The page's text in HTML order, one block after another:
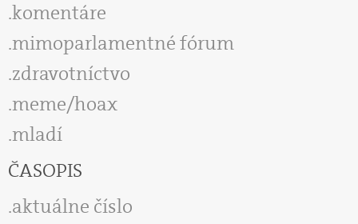
komentáre
mimoparlamentné fórum
zdravotníctvo
meme/hoax
mladí
ČASOPIS
aktuálne číslo